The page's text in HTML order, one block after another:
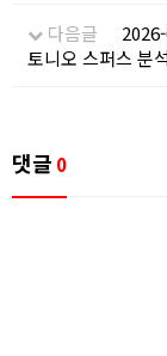
다음글
토니오 스퍼스 분석
댓글 0